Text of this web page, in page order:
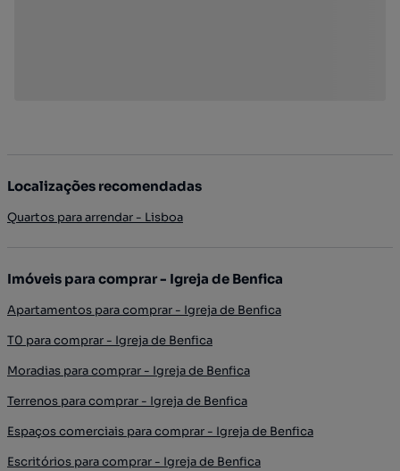
Localizações recomendadas
Quartos para arrendar - Lisboa
Imóveis para comprar - Igreja de Benfica
Apartamentos para comprar - Igreja de Benfica
T0 para comprar - Igreja de Benfica
Moradias para comprar - Igreja de Benfica
Terrenos para comprar - Igreja de Benfica
Espaços comerciais para comprar - Igreja de Benfica
Escritórios para comprar - Igreja de Benfica